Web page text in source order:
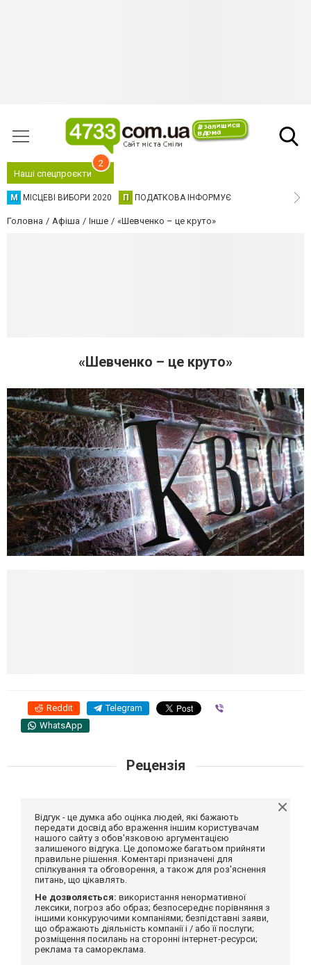
Наші спецпроєкти
2
М МІСЦЕВІ ВИБОРИ 2020 П ПОДАТКОВА ІНФОРМУЄ
Головна Афіша Інше «Шевченко – це круто»
«Шевченко – це круто»
Reddit Telegram
WhatsApp
Рецензія
Відгук - це думка або оцінка людей, які бажають
передати досвід або враження іншим користувачам
нашого сайту з обов'язковою аргументацією
залишеного відгука. Це допоможе багатьом прийняти
правильне рішення. Коментарі призначені для
спілкування та обговорення, а також для роз'яснення
питань, що цікавлять.
Не дозволяється: використання ненормативної
лексики, погроз або образ; безпосереднє порівняння з
іншими конкуруючими компаніями; безпідставні заяви,
що ображають діяльність компанії і / або її послуги;
розміщення посилань на сторонні інтернет-ресурси;
реклама та самореклама.